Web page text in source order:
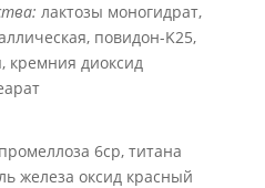
лактозы моногидрат,
повидон-K25,
кремния диоксид
6cр, титана
железа оксид красный